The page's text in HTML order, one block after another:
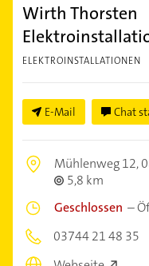
Wirth Thorsten
ELEKTROINSTALLATIONEN
E-Mail Chat
Mühlenweg 12,
5,8 km
Geschlossen –
03744 21 48 35